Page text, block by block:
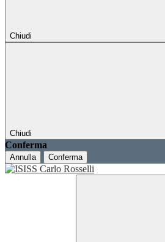
Chiudi
Chiudi
Conferma
Annulla Conferma